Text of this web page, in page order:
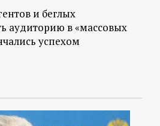
и беглых
аудиторию в «массовых
успехом